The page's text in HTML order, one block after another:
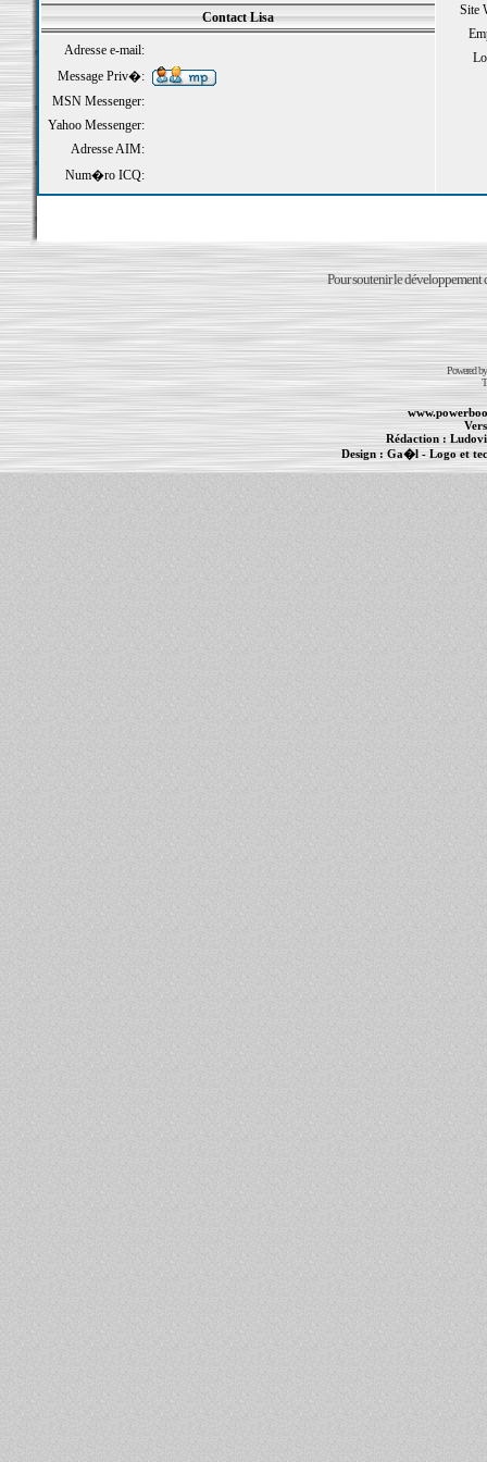
Site
Contact Lisa
Adresse e-mail:
Message Priv�:
MSN Messenger:
Yahoo Messenger:
Adresse AIM:
Num�ro ICQ:
Pour soutenir le développement
Powered
Rédaction :
Design : Ga�l- Logo et
MacBook Pro -